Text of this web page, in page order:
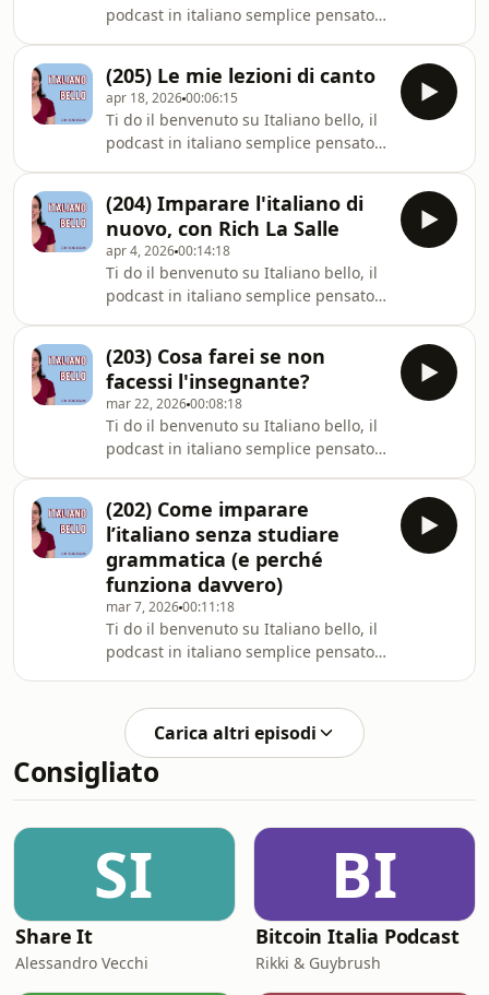
l&#39;episodio:🚀 ISCRIVITI AL CORSO
GRATUITO:► &quot;Pronti, pa
podcast in italiano semplice pensato
episodi sono disponibili in formato
video ⁠⁠⁠⁠⁠⁠⁠⁠⁠⁠⁠⁠⁠⁠⁠⁠⁠⁠⁠⁠⁠⁠sul mio canale YouTube⁠⁠⁠⁠⁠⁠⁠⁠⁠⁠⁠⁠⁠⁠⁠⁠⁠⁠⁠⁠⁠⁠, dove
puoi attivare i sottotitoli.Ecco cosa
puoi fare dopo aver ascoltato
l&#39;episodio:🚀 ISCRIVITI AL CORSO
GRATUITO:► &quot;Pronti, pa
(205) Le mie lezioni di canto
apr 18, 202600:06:15
Ti do il benvenuto su Italiano bello, il
podcast in italiano semplice pensato
episodi sono disponibili in formato
video ⁠⁠⁠⁠⁠⁠⁠⁠⁠⁠⁠⁠⁠⁠⁠⁠⁠⁠⁠⁠⁠⁠sul mio canale YouTube⁠⁠⁠⁠⁠⁠⁠⁠⁠⁠⁠⁠⁠⁠⁠⁠⁠⁠⁠⁠⁠⁠, dove
puoi attivare i sottotitoli.Ecco cosa
puoi fare dopo aver ascoltato
l&#39;episodio:🚀 ISCRIVITI AL CORSO
GRATUITO:► &quot;Pronti, pa
(204) Imparare l'italiano di
nuovo, con Rich La Salle
apr 4, 202600:14:18
Ti do il benvenuto su Italiano bello, il
podcast in italiano semplice pensato
episodi sono disponibili in formato
video ⁠⁠⁠⁠⁠⁠⁠⁠⁠⁠⁠⁠⁠⁠⁠⁠⁠⁠⁠⁠⁠⁠sul mio canale YouTube⁠⁠⁠⁠⁠⁠⁠⁠⁠⁠⁠⁠⁠⁠⁠⁠⁠⁠⁠⁠⁠⁠, dove
puoi attivare i sottotitoli.Ecco cosa
puoi fare dopo aver ascoltato
l&#39;episodio:🚀 ISCRIVITI AL CORSO
GRATUITO:► &quot;Pronti, pa
(203) Cosa farei se non
facessi l'insegnante?
mar 22, 202600:08:18
Ti do il benvenuto su Italiano bello, il
podcast in italiano semplice pensato
episodi sono disponibili in formato
video ⁠⁠⁠⁠⁠⁠⁠⁠⁠⁠⁠⁠⁠⁠⁠⁠⁠⁠⁠⁠⁠sul mio canale YouTube⁠⁠⁠⁠⁠⁠⁠⁠⁠⁠⁠⁠⁠⁠⁠⁠⁠⁠⁠⁠⁠, dove
puoi attivare i sottotitoli.Ecco cosa
puoi fare dopo aver ascoltato
l&#39;episodio:🚀 ISCRIVITI AL CORSO
GRATUITO:► &quot;Pronti, part
(202) Come imparare
l’italiano senza studiare
grammatica (e perché
funziona davvero)
mar 7, 202600:11:18
Ti do il benvenuto su Italiano bello, il
podcast in italiano semplice pensato
episodi sono disponibili in formato
video ⁠⁠⁠⁠⁠⁠⁠⁠⁠⁠⁠⁠⁠⁠⁠⁠⁠⁠⁠⁠sul mio canale YouTube⁠⁠⁠⁠⁠⁠⁠⁠⁠⁠⁠⁠⁠⁠⁠⁠⁠⁠⁠⁠, dove
puoi attivare i sottotitoli.Ecco cosa
puoi fare dopo aver ascoltato
GRATUITO:► "Pronti, partenza... via!":
Carica altri episodi
Consigliato
SI
Share It
Alessandro Vecchi
BI
Bitcoin Italia Podcast
Rikki & Guybrush